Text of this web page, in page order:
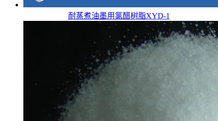
耐蒸煮油墨用氯醋树脂XYD-1